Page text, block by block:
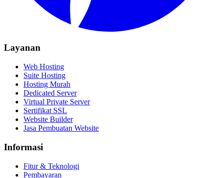
Layanan
Web Hosting
Suite Hosting
Hosting Murah
Dedicated Server
Virtual Private Server
Sertifikat SSL
Website Builder
Jasa Pembuatan Website
Informasi
Fitur & Teknologi
Pembayaran